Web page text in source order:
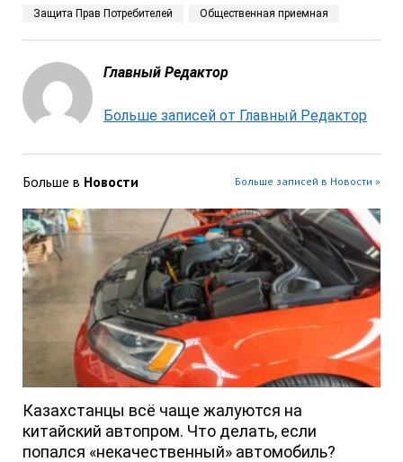
Защита Прав Потребителей Общественная приемная
Главный Редактор
Больше записей от Главный Редактор
Больше в Новости Больше записей в Новости »
Казахстанцы всё чаще жалуются на
китайский автопром. Что делать, если
попался «некачественный» автомобиль?